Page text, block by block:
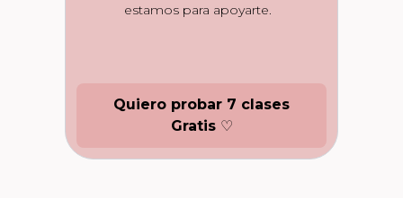
estamos para apoyarte.
Quiero probar 7 clases
Gratis ♡